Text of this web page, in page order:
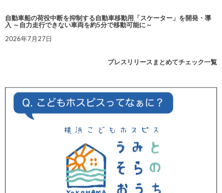
自動車船の荷役中断を抑制する自動車移動用「スケーター」を開発・導
入 ～自力走行できない車両を約5分で移動可能に～
2026年7月27日
プレスリリースまとめてチェック一覧